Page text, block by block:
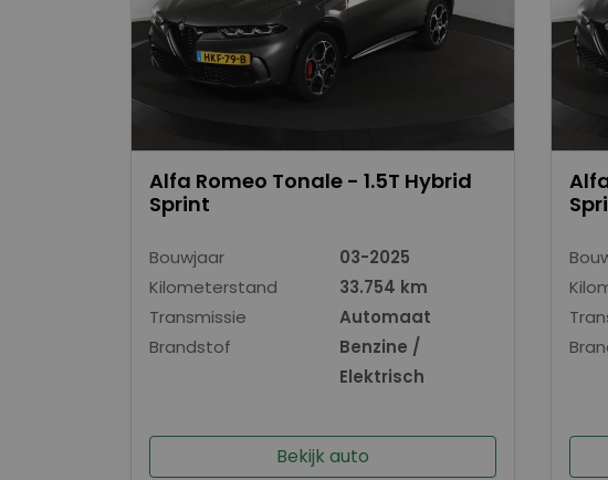
Alfa Romeo Tonale - 1.5T Hybrid
Sprint
Bouwjaar
03-2025
Kilometerstand
33.754 km
Transmissie
Automaat
Brandstof
Benzine /
Elektrisch
Bekijk auto